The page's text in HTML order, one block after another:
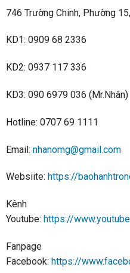
746 Trường Chinh, Phường
KD1: 0909 68 2336
KD2: 0937 117 336
KD3: 090 6979 036 (Mr.Nhân)
Hotline: 0707 69 1111
Email: nhanomg@gmail.com
Websiite: https://
Kênh
Youtube: https://
Fanpage
Facebook: https://